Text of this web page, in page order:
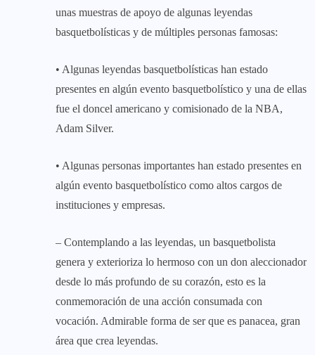
unas muestras de apoyo de algunas leyendas
basquetbolísticas y de múltiples personas famosas:
• Algunas leyendas basquetbolísticas han estado
presentes en algún evento basquetbolístico y una de ellas
fue el doncel americano y comisionado de la NBA,
Adam Silver.
• Algunas personas importantes han estado presentes en
algún evento basquetbolístico como altos cargos de
instituciones y empresas.
– Contemplando a las leyendas, un basquetbolista
genera y exterioriza lo hermoso con un don aleccionador
desde lo más profundo de su corazón, esto es la
conmemoración de una acción consumada con
vocación. Admirable forma de ser que es panacea, gran
área que crea leyendas.